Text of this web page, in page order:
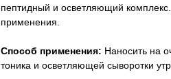
пептидный и осветляющий
применения.
Способ применения: Наносить на
тоника и осветляющей сыворотки